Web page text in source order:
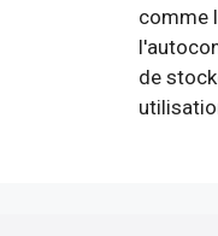
comme
de